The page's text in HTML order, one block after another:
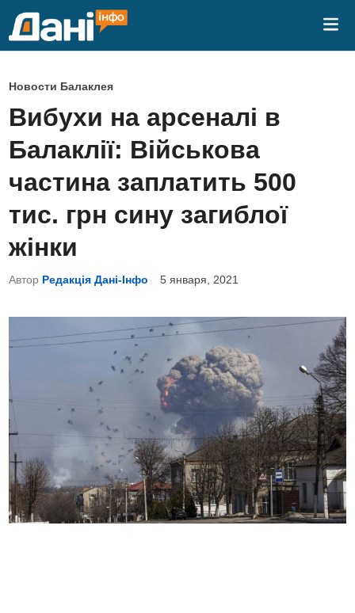
О
п
у
б
л
о
а
в
Новости Балаклея
Вибухи на арсеналі в
Балаклії: Військова
частина заплатить 500
тис. грн сину загиблої
жінки
Автор Редакція Дані-Інфо 5 января, 2021